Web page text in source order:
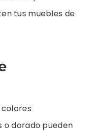
tus muebles de
dorado pueden